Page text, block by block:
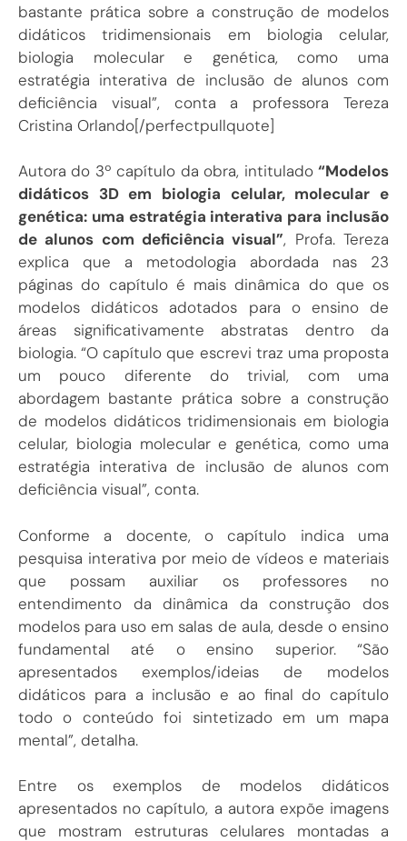
bastante prática sobre a construção de modelos
didáticos tridimensionais em biologia celular,
biologia molecular e genética, como uma
estratégia interativa de inclusão de alunos com
deficiência visual”, conta a professora Tereza
Cristina Orlando[/perfectpullquote]
Autora do 3º capítulo da obra, intitulado “Modelos
didáticos 3D em biologia celular, molecular e
genética: uma estratégia interativa para inclusão
de alunos com deficiência visual”, Profa. Tereza
explica que a metodologia abordada nas 23
páginas do capítulo é mais dinâmica do que os
modelos didáticos adotados para o ensino de
áreas significativamente abstratas dentro da
biologia. “O capítulo que escrevi traz uma proposta
um pouco diferente do trivial, com uma
abordagem bastante prática sobre a construção
de modelos didáticos tridimensionais em biologia
celular, biologia molecular e genética, como uma
estratégia interativa de inclusão de alunos com
deficiência visual”, conta.
Conforme a docente, o capítulo indica uma
pesquisa interativa por meio de vídeos e materiais
que possam auxiliar os professores no
entendimento da dinâmica da construção dos
modelos para uso em salas de aula, desde o ensino
fundamental até o ensino superior. “São
apresentados exemplos/ideias de modelos
didáticos para a inclusão e ao final do capítulo
todo o conteúdo foi sintetizado em um mapa
mental”, detalha.
Entre os exemplos de modelos didáticos
apresentados no capítulo, a autora expõe imagens
que mostram estruturas celulares montadas a